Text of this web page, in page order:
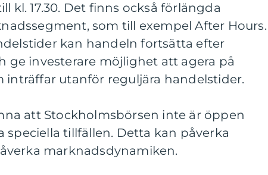
kl. 17.30. Det finns också förlängda
som till exempel After Hours.
kan handeln fortsätta efter
ge investerare möjlighet att agera på
inträffar utanför reguljära handelstider.
att Stockholmsbörsen inte är öppen
tillfällen. Detta kan påverka
marknadsdynamiken.